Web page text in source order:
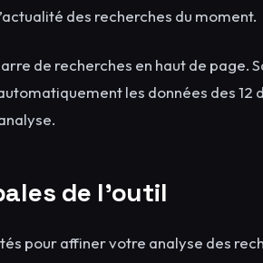
des recherches du moment.
de recherches en haut de page.
les données des 12
de l’outil
pour affiner votre analyse des